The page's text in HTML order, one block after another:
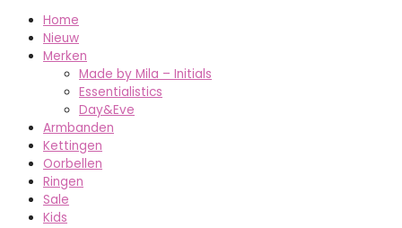
Home
Nieuw
Merken
Made by Mila – Initials
Essentialistics
Day&Eve
Armbanden
Kettingen
Oorbellen
Ringen
Sale
Kids